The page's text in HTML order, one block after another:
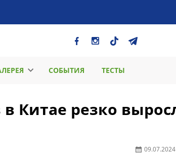
СОБЫТИЯ ТЕСТЫ
Китае резко
09.07.2024